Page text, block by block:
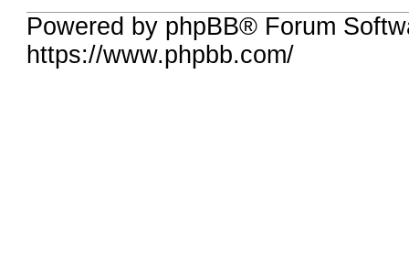
Powered by phpBB® Forum
https://www.phpbb.com/